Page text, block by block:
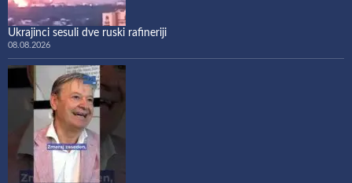
Ukrajinci sesuli dve ruski rafineriji
08.08.2026